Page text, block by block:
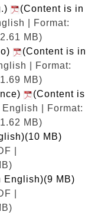
(Content is in
| Format:
MB)
(Content is in
| Format:
MB)
(Content is
English | Format:
MB)
MB)
|
English)(9 MB)
|